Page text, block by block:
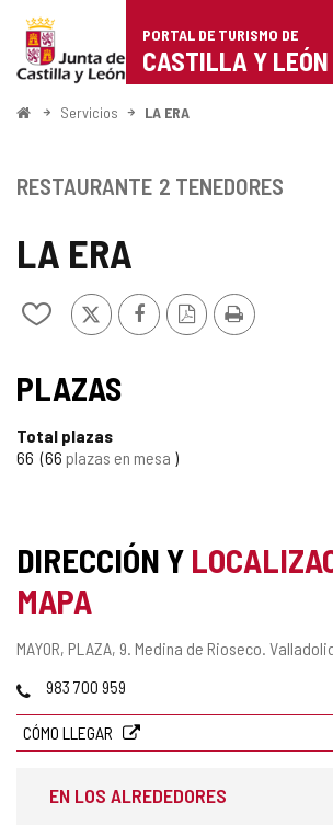
Portal
de
Turismo
Castilla
León
PORTAL DE TURISMO DE
CASTILLA Y LEÓN
InicioServicios LA ERA
LA ERA
Añadir/quitar
cuadernos
X FacebookVersión
PDF
Imprimir
RESTAURANTE 2 TENEDORES
PLAZAS
Total plazas
66 66 plazas en mesa
DIRECCIÓN Y
MAPA
Dirección
MAYOR, PLAZA, 9. Medina de Rioseco.
Teléfonos
983 700 959
CÓMO LLEGAR
EN LOS ALREDEDORES